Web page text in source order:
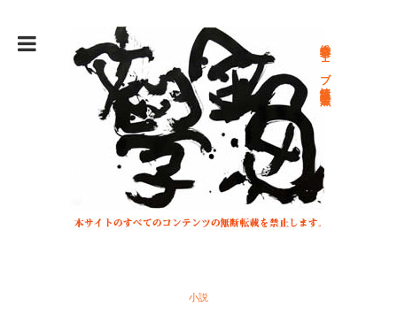
総合文学ウェブ情報誌 文学金魚
小説